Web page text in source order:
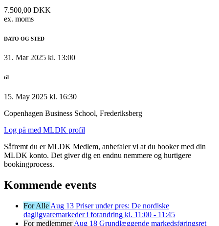
7.500,00 DKK
ex. moms
DATO OG STED
31. Mar 2025 kl. 13:00
til
15. May 2025 kl. 16:30
Copenhagen Business School, Frederiksberg
Log på med MLDK profil
Såfremt du er MLDK Medlem, anbefaler vi at du booker med din
MLDK konto. Det giver dig en endnu nemmere og hurtigere
bookingprocess.
Kommende events
For Alle Aug 13 Priser under pres: De nordiske
dagligvaremarkeder i forandring kl. 11:00 - 11:45
For medlemmer Aug 18 Grundlæggende markedsføringsret